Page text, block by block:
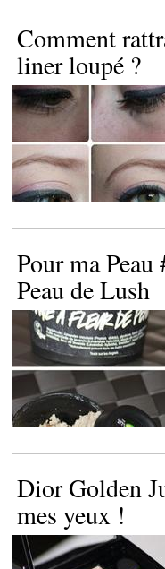
Comment
liner loupé ?
Pour ma
Peau de Lush
Dior Golden
mes yeux !